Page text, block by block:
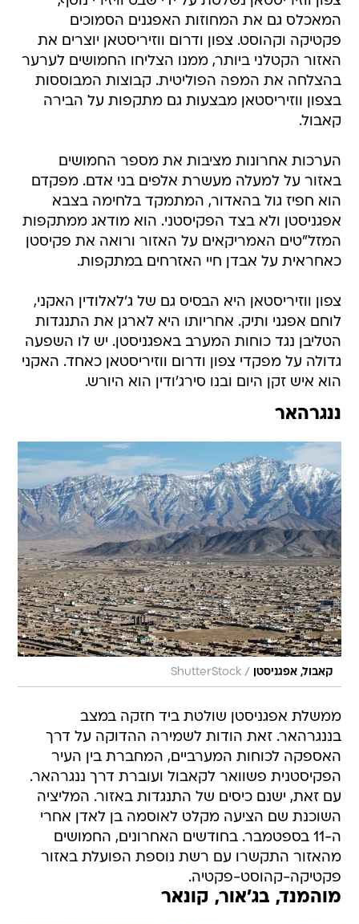
המאכלס גם את המחוזות האפגנים הסמוכים
פקטיקה וקהוסט. צפון ודרום ווזיריסטאן יוצרים את
האזור הקטלני ביותר, ממנו הצליחו החמושים לערער
בהצלחה את המפה הפוליטית. קבוצות המבוססות
בצפון ווזיריסטאן מבצעות גם מתקפות על הבירה
קאבול.
הערכות אחרונות מציבות את מספר החמושים
באזור על למעלה מעשרת אלפים בני אדם. מפקדם
הוא חפיז גול בהאדור, המתמקד בלחימה בצבא
אפגניסטן ולא בצד הפקיסטני. הוא מודאג ממתקפות
המזל"טים האמריקאים על האזור ורואה את פקיסטן
כאחראית על אבדן חיי האזרחים במתקפות.
צפון ווזיריסטאן היא הבסיס גם של ג'לאלודין האקני,
לוחם אפגני ותיק. אחריותו היא לארגן את התנגדות
הטליבן נגד כוחות המערב באפגניסטן. יש לו השפעה
גדולה על מפקדי צפון ודרום ווזיריסטאן כאחד. האקני
הוא איש זקן היום ובנו סירג'ודין הוא היורש.
ננגרהאר
קאבול, אפגניסטן /
ShutterStock
ממשלת אפגניסטן שולטת ביד חזקה במצב
בננגרהאר. זאת הודות לשמירה ההדוקה על דרך
האספקה לכוחות המערביים, המחברת בין העיר
הפקיסטנית פשוואר לקאבול ועוברת דרך ננגרהאר.
עם זאת, ישנם כיסים של התנגדות באזור. המליציה
השוכנת שם הציעה מקלט לאוסמה בן לאדן אחרי
ה-11 בספטמבר. בחודשים האחרונים, החמושים
מהאזור התקשרו עם רשת נוספת הפועלת באזור
פקטיקה-קהוסט-פקטיה.
מוהמנד, בג'אור, קונאר